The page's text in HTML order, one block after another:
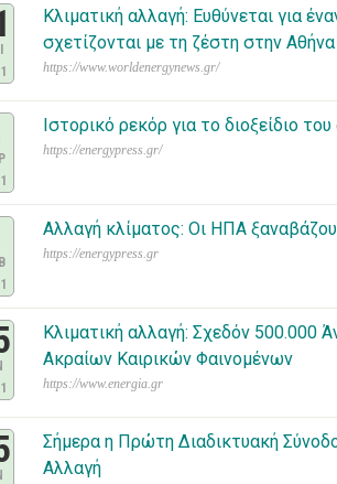
Κλιματική αλλαγή: Eυθύνεται για
σχετίζονται με τη ζέστη στην Αθήνα
https://www.worldenergynews.gr/
Ιστορικό ρεκόρ για το διοξείδιο
https://energypress.gr/
Αλλαγή κλίματος: Οι ΗΠΑ
https://energypress.gr
Κλιματική αλλαγή: Σχεδόν
Ακραίων Καιρικών Φαινομένων
https://www.energia.gr
Σήμερα η Πρώτη Διαδικτυακή
Αλλαγή